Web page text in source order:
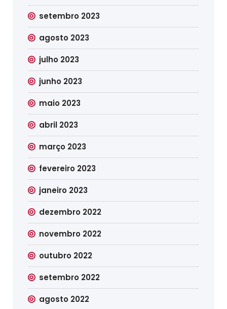
setembro 2023
agosto 2023
julho 2023
junho 2023
maio 2023
abril 2023
março 2023
fevereiro 2023
janeiro 2023
dezembro 2022
novembro 2022
outubro 2022
setembro 2022
agosto 2022